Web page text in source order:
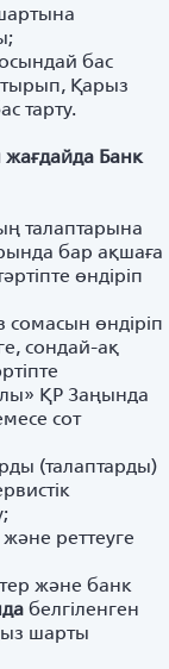
бас
Қарыз
тарту.
Банк
талаптарына
бар ақшаға
өндіріп
өндіріп
сондай-ақ
ҚР Заңында
сот
(талаптарды)
және реттеуге
және банк
белгіленген
шарты